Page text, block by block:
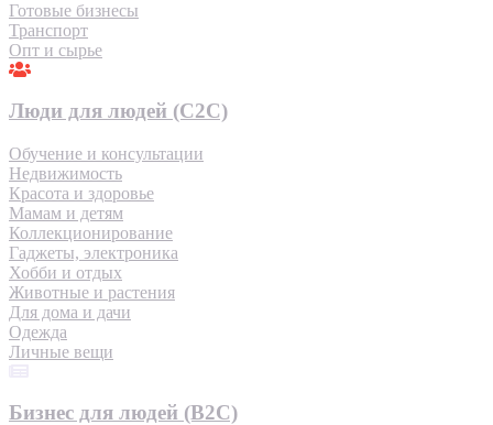
Готовые бизнесы
Транспорт
Опт и сырье
Люди для людей (С2С)
Обучение и консультации
Недвижимость
Красота и здоровье
Мамам и детям
Коллекционирование
Гаджеты, электроника
Хобби и отдых
Животные и растения
Для дома и дачи
Одежда
Личные вещи
Бизнес для людей (B2C)